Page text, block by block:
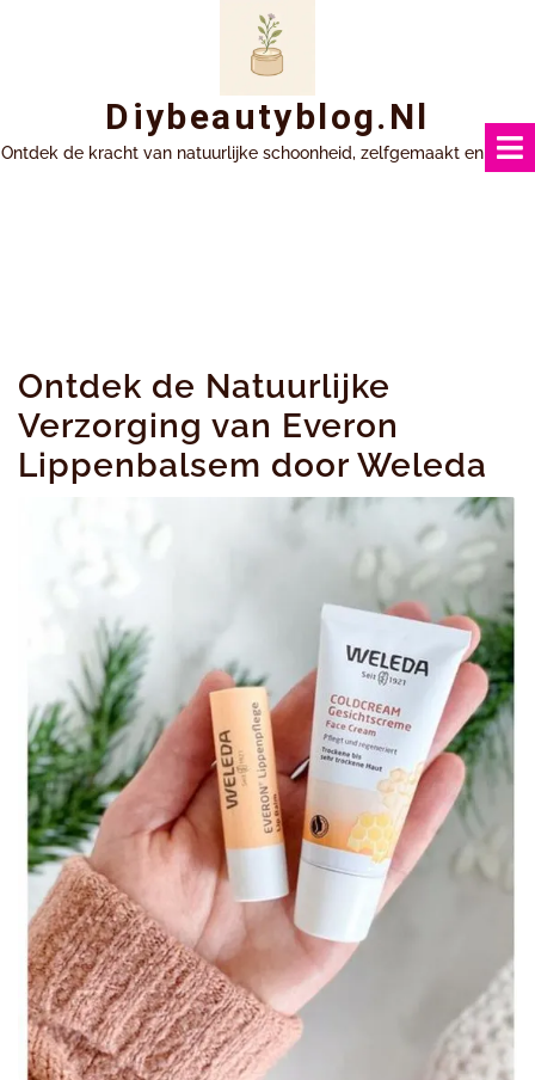
Diybeautyblog.nl
Ontdek de kracht van natuurlijke schoonheid, zelfgemaakt en uniek.
Ontdek de Natuurlijke
Verzorging van Everon
Lippenbalsem door Weleda